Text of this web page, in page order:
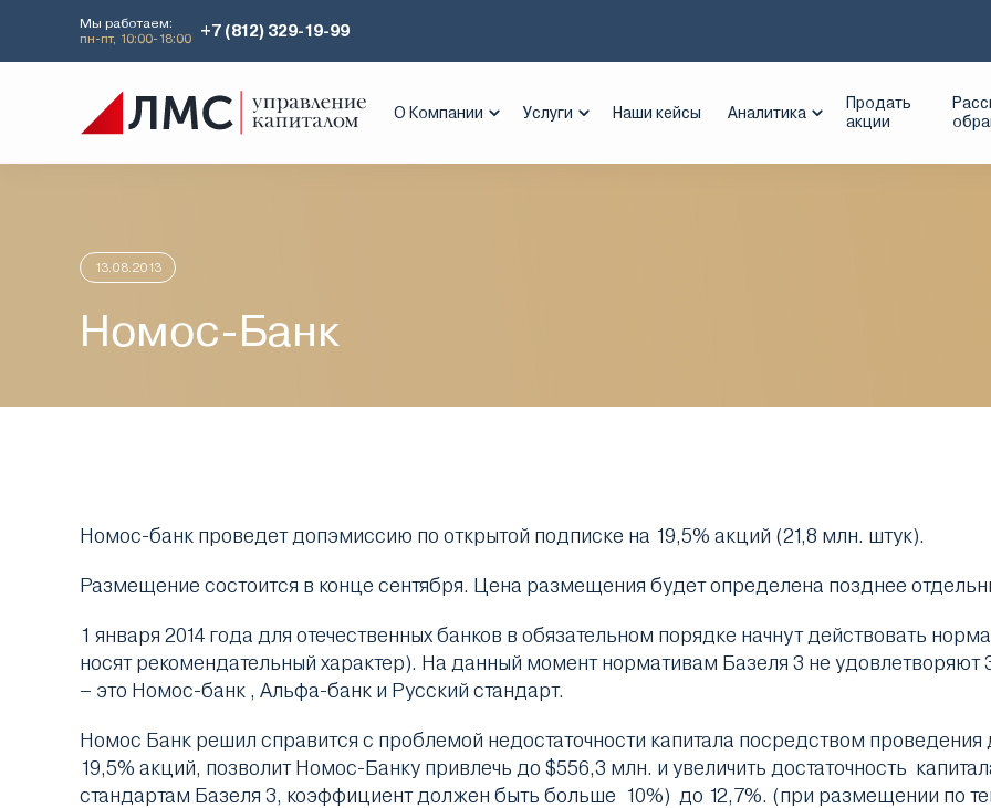
Мы работаем:
пн-пт, 10:00-18:00
+7 (812) 329-19-99
О Компании Услуги Наши кейсы Аналитика
Продать
акции
Главная Аналитика Идеи дня Номос-Банк
13.08.2013
Номос-Банк
Номос-банк проведет допэмиссию по открытой подписке на 19,5% акций (21,8 млн. штук).
Размещение состоится в конце сентября. Цена размещения будет определена позднее
1 января 2014 года для отечественных банков в обязательном порядке начнут действовать
носят рекомендательный характер). На данный момент нормативам Базеля 3 не удовлетворяют
– это Номос-банк , Альфа-банк и Русский стандарт.
Номос Банк решил справится с проблемой недостаточности капитала посредством
19,5% акций, позволит Номос-Банку привлечь до $556,3 млн. и увеличить достаточность
стандартам Базеля 3, коэффициент должен быть больше 10%) до 12,7%. (при размещении по